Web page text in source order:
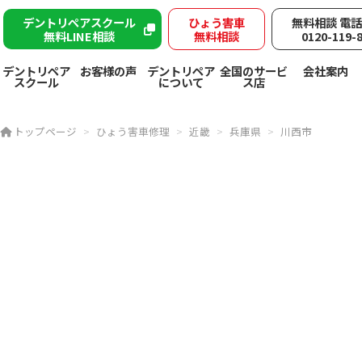
デントリペアスクール
無料LINE相談
ひょう害車
無料相談
無料相談 電
0120-119-
デントリペア
スクール
お客様の声 デントリペア
について
全国のサービ
ス店
会社案内
トップページ ひょう害車修理 近畿 兵庫県 川西市